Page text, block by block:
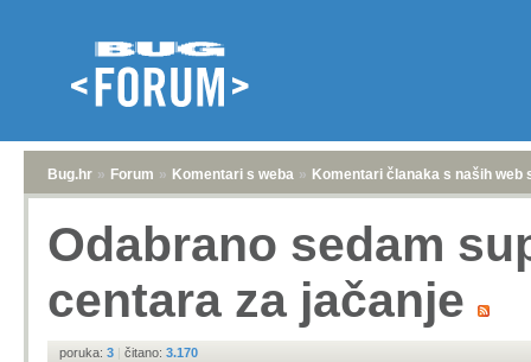
Bug.hr » Forum » Komentari s weba » Komentari članaka s naših web
Odabrano sedam
centara za jačanje
poruka: 3 | čitano: 3.170